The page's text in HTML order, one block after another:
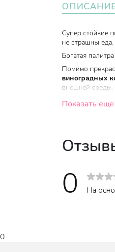
Супер стойкие
не страшны
Богатая
Помимо
виноградных
внешней среды.
Благодаря
Когда
Показать еще
0 На
0